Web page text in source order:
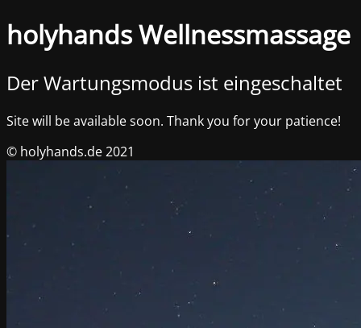
holyhands Wellnessmassage
Der Wartungsmodus ist eingeschaltet
Site will be available soon. Thank you for your patience!
© holyhands.de 2021